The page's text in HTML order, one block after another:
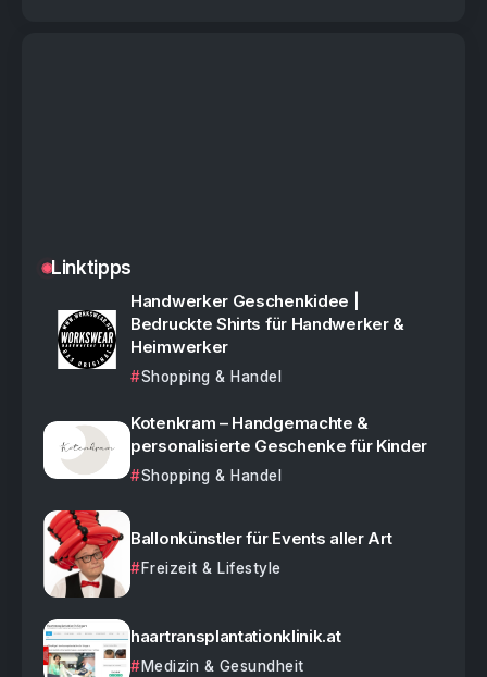
Linktipps
Handwerker Geschenkidee |
Bedruckte Shirts für Handwerker &
Heimwerker
Shopping & Handel
Kotenkram – Handgemachte &
personalisierte Geschenke für Kinder
Shopping & Handel
Ballonkünstler für Events aller Art
Freizeit & Lifestyle
haartransplantationklinik.at
Medizin & Gesundheit